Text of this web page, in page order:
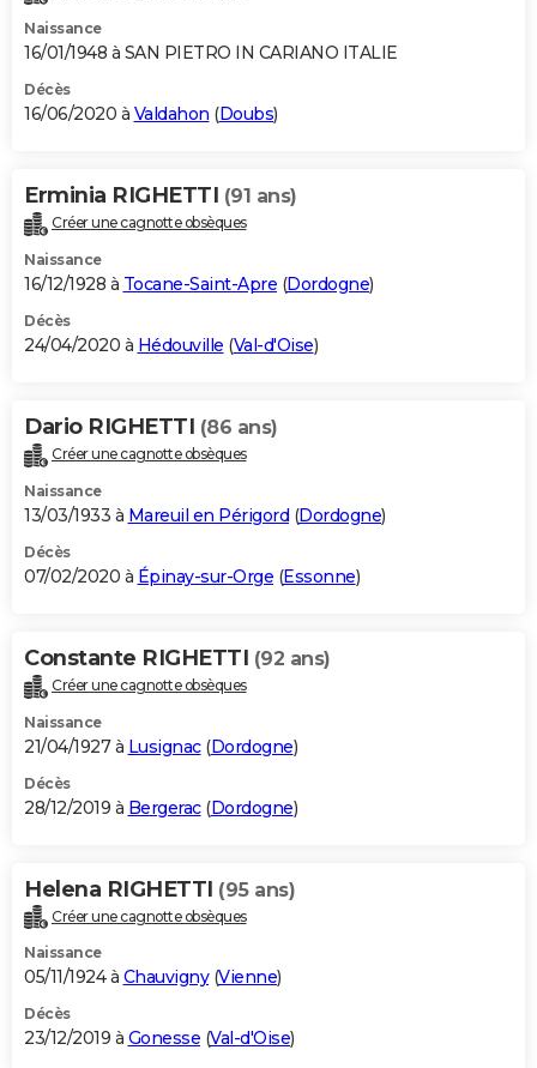
Naissance
16/01/1948 à SAN PIETRO IN CARIANO ITALIE
Décès
16/06/2020 à Valdahon (Doubs)
Erminia RIGHETTI (91 ans)
Créer une cagnotte obsèques
Naissance
16/12/1928 à Tocane-Saint-Apre (Dordogne)
Décès
24/04/2020 à Hédouville (Val-d'Oise)
Dario RIGHETTI (86 ans)
Créer une cagnotte obsèques
Naissance
13/03/1933 à Mareuil en Périgord (Dordogne)
Décès
07/02/2020 à Épinay-sur-Orge (Essonne)
Constante RIGHETTI (92 ans)
Créer une cagnotte obsèques
Naissance
21/04/1927 à Lusignac(Dordogne)
Décès
28/12/2019 à Bergerac(Dordogne)
Helena RIGHETTI (95 ans)
Créer une cagnotte obsèques
Naissance
05/11/1924 à Chauvigny(Vienne)
Décès
23/12/2019 à Gonesse (Val-d'Oise)